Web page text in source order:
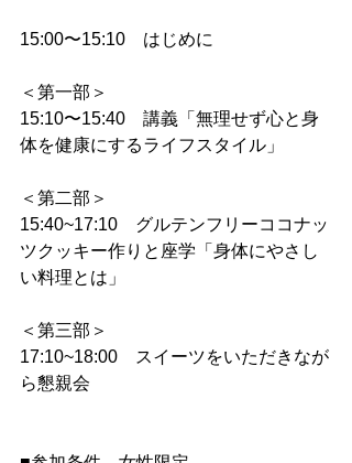
15:00〜15:10　はじめに
＜第一部＞
15:10〜15:40　講義「無理せず心と身
体を健康にするライフスタイル」
＜第二部＞
15:40~17:10　グルテンフリーココナッ
ツクッキー作りと座学「身体にやさし
い料理とは」
＜第三部＞
17:10~18:00　スイーツをいただきなが
ら懇親会